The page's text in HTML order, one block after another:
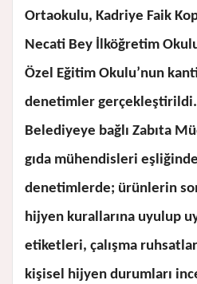
Ortaokulu, Kadriye Faik
Necati Bey İlköğretim
Özel Eğitim Okulu’nun
denetimler gerçekleştirildi.
Belediyeye bağlı Zabıta
gıda mühendisleri
denetimlerde; ürünlerin
hijyen kurallarına uyulup
etiketleri, çalışma
kişisel hijyen durumları